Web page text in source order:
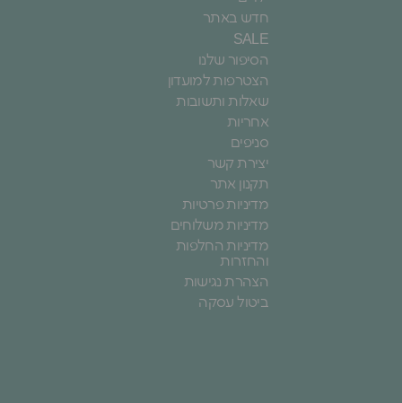
חדש באתר
SALE
הסיפור שלנו
הצטרפות למועדון
שאלות ותשובות
אחריות
סניפים
יצירת קשר
תקנון אתר
מדיניות פרטיות
מדיניות משלוחים
מדיניות החלפות
והחזרות
הצהרת נגישות
ביטול עסקה